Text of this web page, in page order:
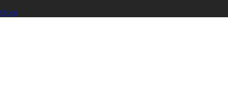
Open